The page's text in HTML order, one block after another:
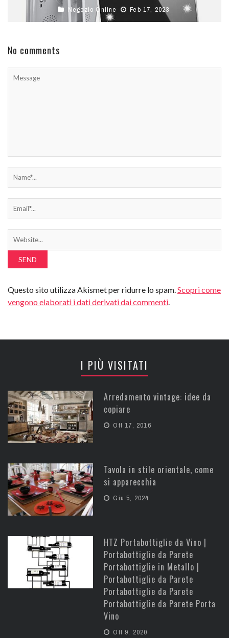
Negozio Online Feb 17, 2023
No comments
Questo sito utilizza Akismet per ridurre lo spam.Scopri come
vengono elaborati i dati derivati dai commenti.
I PIÙ VISITATI
Arredamento vintage: idee da
copiare
Ott 17, 2016
Tavola in stile orientale, come
si apparecchia
Giu 5, 2024
HTZ Portabottiglie da Vino |
Portabottiglie da Parete
Portabottiglie in Metallo |
Portabottiglie da Parete
Portabottiglie da Parete
Portabottiglie da Parete Porta
Vino
Ott 9, 2020